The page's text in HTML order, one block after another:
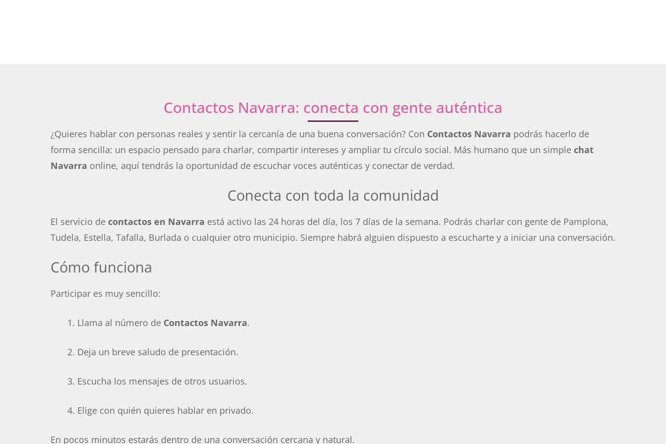
Contactos Navarra: conecta con gente auténtica
¿Quieres hablar con personas reales y sentir la cercanía de una buena conversación? Con Contactos Navarra podrás hacerlo de
forma sencilla: un espacio pensado para charlar, compartir intereses y ampliar tu círculo social. Más humano que un simple chat
Navarra online, aquí tendrás la oportunidad de escuchar voces auténticas y conectar de verdad.
Conecta con toda la comunidad
El servicio de contactos en Navarra está activo las 24 horas del día, los 7 días de la semana. Podrás charlar con gente de Pamplona,
Tudela, Estella, Tafalla, Burlada o cualquier otro municipio. Siempre habrá alguien dispuesto a escucharte y a iniciar una conversación.
Cómo funciona
Participar es muy sencillo:
Llama al número de Contactos Navarra.
Deja un breve saludo de presentación.
Escucha los mensajes de otros usuarios.
Elige con quién quieres hablar en privado.
En pocos minutos estarás dentro de una conversación cercana y natural.